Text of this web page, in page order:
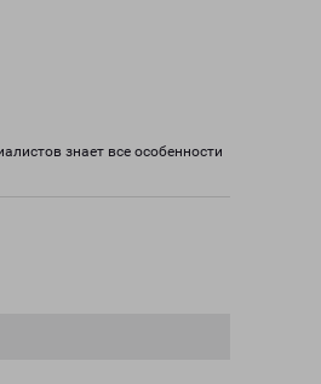
знает все особенности